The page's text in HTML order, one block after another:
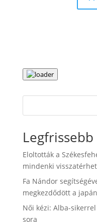
Eloltották a
mindenki
Fa Nándor
megkezdődött a
Női kézi: Alba-
sora